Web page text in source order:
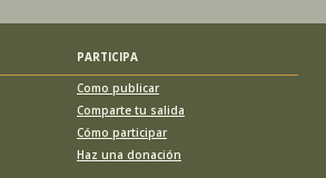
PARTICIPA
Como publicar
Comparte tu salida
Cómo participar
Haz una donación